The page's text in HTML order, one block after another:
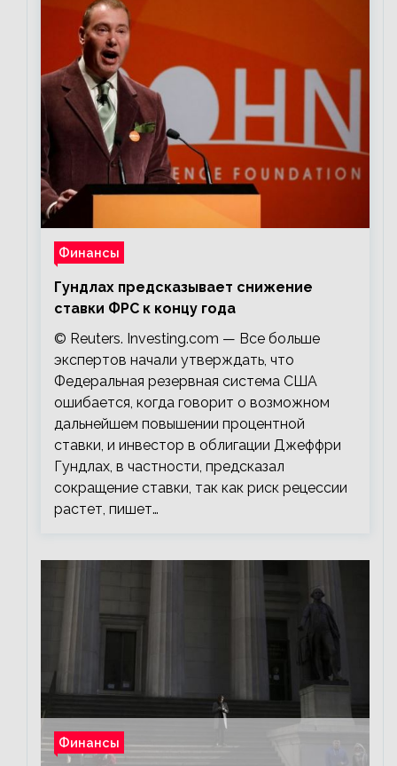
Финансы
Гундлах предсказывает снижение
ставки ФРС к концу года
© Reuters. Investing.com — Все больше
экспертов начали утверждать, что
Федеральная резервная система США
ошибается, когда говорит о возможном
дальнейшем повышении процентной
ставки, и инвестор в облигации Джеффри
Гундлах, в частности, предсказал
сокращение ставки, так как риск рецессии
растет, пишет…
Финансы